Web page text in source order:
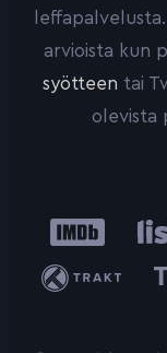
arvioista kun
syötteen tai
olevista
IMDb Listal
Trakt